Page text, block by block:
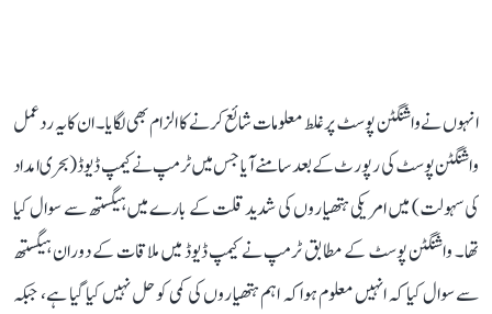
انہوں نے واشنگٹن پوسٹ پر غلط معلومات شائع کرنے کا الزام بھی لگایا۔ ان کا یہ ردعمل
واشنگٹن پوسٹ کی رپورٹ کے بعد سامنے آیا جس میں ٹرمپ نے کیمپ ڈیوڈ (بحری امداد
کی سہولت) میں امریکی ہتھیاروں کی شدید قلت کے بارے میں ہیگستھ سے سوال کیا
تھا۔ واشنگٹن پوسٹ کے مطابق ٹرمپ نے کیمپ ڈیوڈ میں ملاقات کے دوران ہیگستھ
سے سوال کیا کہ انہیں معلوم ہوا کہ اہم ہتھیاروں کی کمی کو حل نہیں کیا گیا ہے، جبکہ